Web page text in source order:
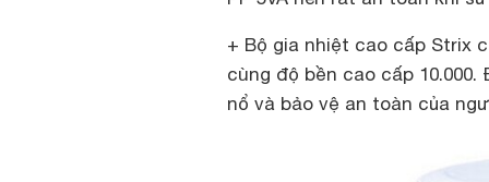
+ Bộ gia nhiệt cao cấp Strix
cùng độ bền cao cấp
nổ và bảo vệ an toàn của